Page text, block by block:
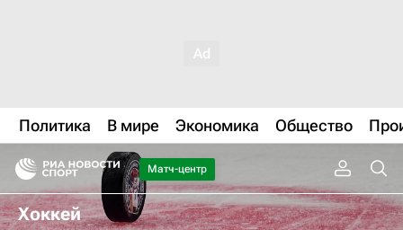
Политика В мире Экономика Общество
Матч-центр
Хоккей